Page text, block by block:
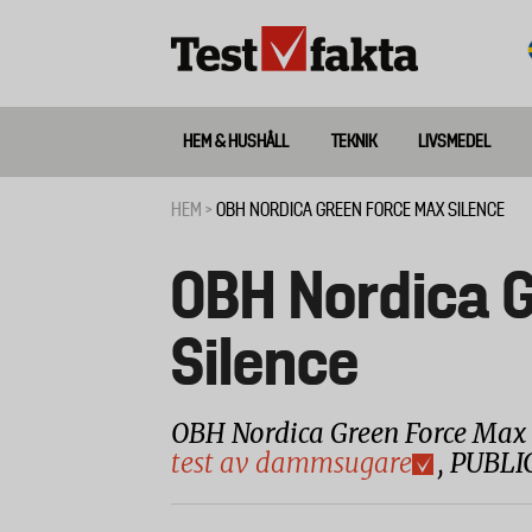
Huvudmeny
ny
HEM & HUSHÅLL TEKNIK LIVSMEDEL
HEM OBH NORDICA GREEN FORCE MAX SILENCE
OBH Nordica
Silence
OBH Nordica Green Force
test av dammsugare
,